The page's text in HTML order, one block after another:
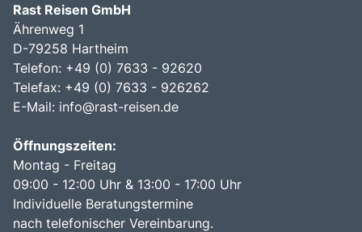
Rast Reisen GmbH
Ährenweg 1
D-79258 Hartheim
Telefon: +49 (0) 7633 - 92620
Telefax: +49 (0) 7633 - 926262
E-Mail: info@rast-reisen.de
Öffnungszeiten:
Montag - Freitag
09:00 - 12:00 Uhr & 13:00 - 17:00 Uhr
Individuelle Beratungstermine
nach telefonischer Vereinbarung.